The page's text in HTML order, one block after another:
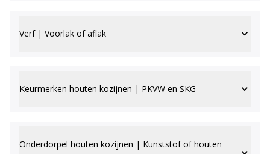
Verf | Voorlak of aflak
Keurmerken houten kozijnen | PKVW en SKG
Onderdorpel houten kozijnen | Kunststof of houten